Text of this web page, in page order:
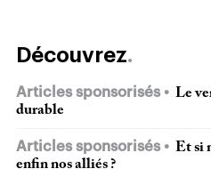
Découvrez
Articles sponsorisés
Le
durable
Articles sponsorisés
Et si
enfin nos alliés ?